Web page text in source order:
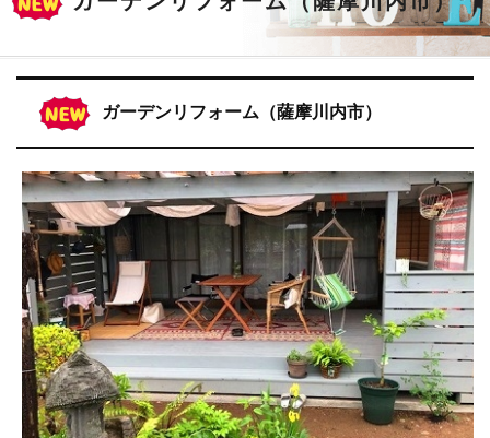
ガーデンリフォーム（薩摩川内市）